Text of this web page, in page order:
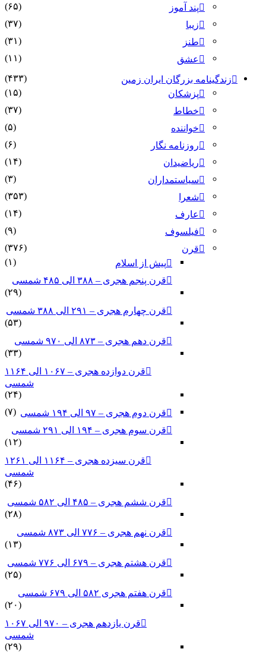
پند آموز
(۶۵)
زیبا
(۳۷)
طنز
(۳۱)
عشق
(۱۱)
زندگینامه بزرگان ایران زمین
(۴۳۳)
پزشکان
(۱۵)
خطاط
(۳۷)
خواننده
(۵)
روزنامه نگار
(۶)
ریاضیدان
(۱۴)
سیاستمداران
(۳)
شعرا
(۳۵۳)
عارف
(۱۴)
فیلسوف
(۹)
قرن
(۳۷۶)
پیش از اسلام
(۱)
قرن پنجم هجری – ۳۸۸ الی ۴۸۵ شمسی
(۲۹)
قرن چهارم هجری – ۲۹۱ الی ۳۸۸ شمسی
(۵۳)
قرن دهم هجری – ۸۷۳ الی ۹۷۰ شمسی
(۳۳)
قرن دوازده هجری – ۱۰۶۷ الی ۱۱۶۴
شمسی
(۲۴)
قرن دوم هجری – ۹۷ الی ۱۹۴ شمسی
(۷)
قرن سوم هجری – ۱۹۴ الی ۲۹۱ شمسی
(۱۲)
قرن سیزده هجری – ۱۱۶۴ الی ۱۲۶۱
شمسی
(۴۶)
قرن ششم هجری – ۴۸۵ الی ۵۸۲ شمسی
(۲۸)
قرن نهم هجری – ۷۷۶ الی ۸۷۳ شمسی
(۱۳)
قرن هشتم هجری – ۶۷۹ الی ۷۷۶ شمسی
(۲۵)
قرن هفتم هجری ۵۸۲ الی ۶۷۹ شمسی
(۲۰)
قرن یازدهم هجری – ۹۷۰ الی ۱۰۶۷
شمسی
(۲۹)